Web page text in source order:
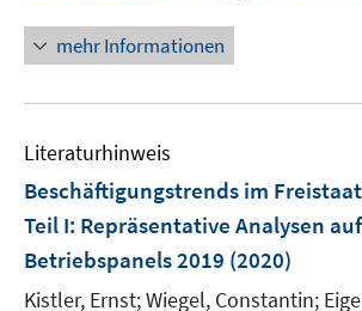
mehr Informationen
Literaturhinweis
Beschäftigungstrends im
Teil I: Repräsentative Analysen
Betriebspanels 2019 (2020)
Kistler, Ernst;Wiegel, Constantin;